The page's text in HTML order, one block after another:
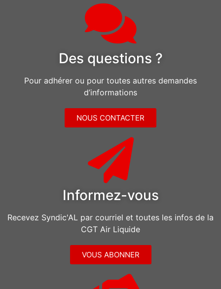
Des questions ?
Pour adhérer ou pour toutes autres demandes
d’informations
NOUS CONTACTER
Informez-vous
Recevez Syndic'AL par courriel et toutes les infos de la
CGT Air Liquide
VOUS ABONNER